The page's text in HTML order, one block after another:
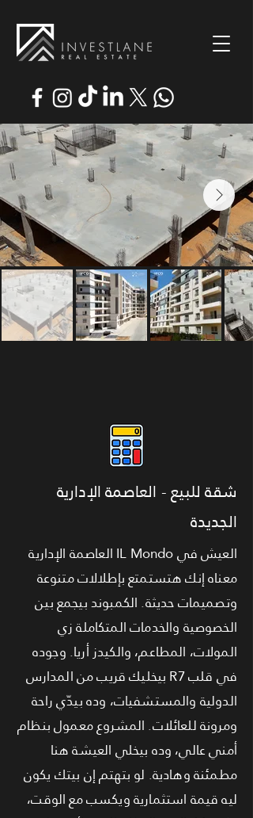
شقة للبيع - العاصمة الإدارية
الجديدة
العيش في IL Mondo العاصمة الإدارية
معناه إنك هتستمتع بإطلالات متنوعة
وتصميمات حديثة. الكمبوند بيجمع بين
الخصوصية والخدمات المتكاملة زي
المولات، المطاعم، والكيدز أريا. وجوده
في قلب R7 بيخليك قريب من المدارس
الدولية والمستشفيات، وده بيدّي راحة
ومرونة للعائلات. المشروع معمول بنظام
أمني عالي، وده بيخلي العيشة هنا
مطمئنة وهادية. لو بتهتم إن بيتك يكون
ليه قيمة استثمارية ويكسب مع الوقت،